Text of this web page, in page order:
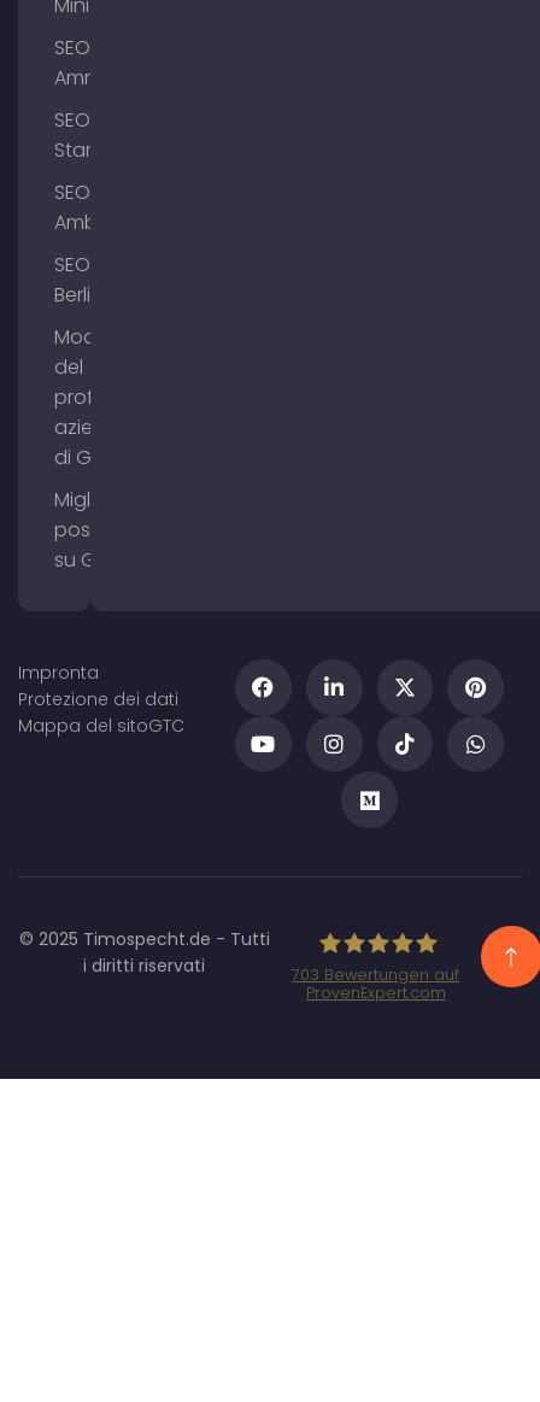
SEO
Ammersee
SEO
Starnberg
SEO
Amburgo
SEO
Berlino
Modifica
del
profilo
aziendale
di Google
Migliorare il
posizionamento
su Google Maps
Impronta
Protezione dei dati
Mappa del sitoGTC
© 2025 Timospecht.de - Tutti
i diritti riservati
GmbH - SEO/SEA
703 Bewertungen auf
ProvenExpert.com